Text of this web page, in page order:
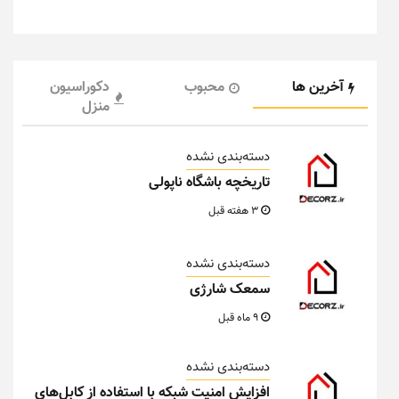
آخرین ها محبوب
دکوراسیون
منزل
دسته‌بندی نشده
تاریخچه باشگاه ناپولی
دسته‌بندی نشده
سمعک شارژی
دسته‌بندی نشده
افزایش امنیت شبکه با استفاده از کابل‌های